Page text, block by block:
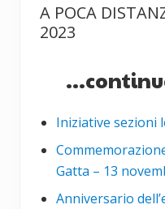
A POCA
2023
Iniziative sezioni
Gatta – 13
Anniversario